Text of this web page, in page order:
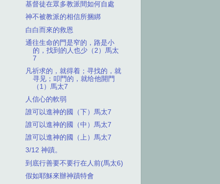
基督徒在眾多教派間如何自處
神不被教派的相信所捆綁
白白而來的救恩
通往生命的門是窄的，路是小
的，找到的人也少（2）馬太
7
凡祈求的，就得着；寻找的，就
寻见；叩門的，就给他開門
（1）馬太7
人信心的軟弱
誰可以進神的國（下）馬太7
誰可以進神的國（中）馬太7
誰可以進神的國（上）馬太7
3/12 神蹟。
到底行善要不要行在人前(馬太6)
假如耶穌來辦神蹟特會